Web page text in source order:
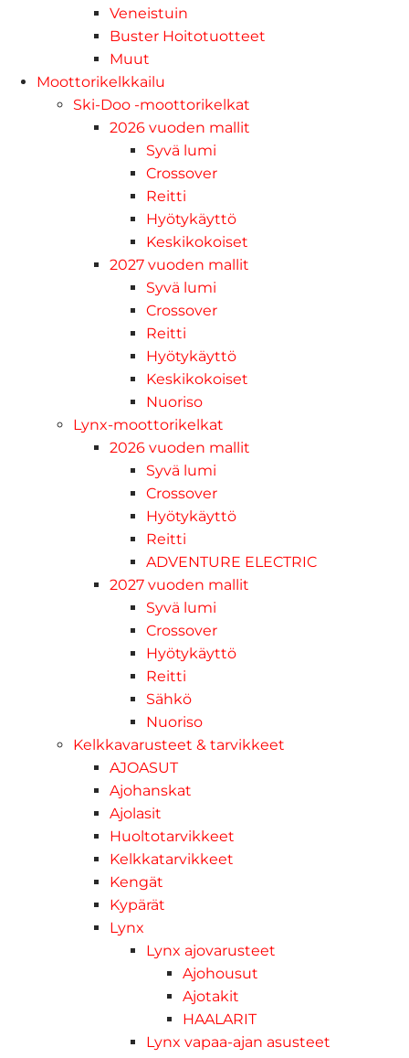
Veneistuin
Buster Hoitotuotteet
Muut
Moottorikelkkailu
Ski-Doo -moottorikelkat
2026 vuoden mallit
Syvä lumi
Crossover
Reitti
Hyötykäyttö
Keskikokoiset
2027 vuoden mallit
Syvä lumi
Crossover
Reitti
Hyötykäyttö
Keskikokoiset
Nuoriso
Lynx-moottorikelkat
2026 vuoden mallit
Syvä lumi
Crossover
Hyötykäyttö
Reitti
ADVENTURE ELECTRIC
2027 vuoden mallit
Syvä lumi
Crossover
Hyötykäyttö
Reitti
Sähkö
Nuoriso
Kelkkavarusteet & tarvikkeet
AJOASUT
Ajohanskat
Ajolasit
Huoltotarvikkeet
Kelkkatarvikkeet
Kengät
Kypärät
Lynx
Lynx ajovarusteet
Ajohousut
Ajotakit
HAALARIT
Lynx vapaa-ajan asusteet